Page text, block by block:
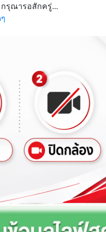
รุณารอสักครู่...